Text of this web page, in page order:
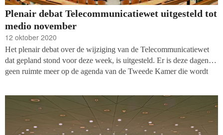
Plenair debat Telecommunicatiewet uitgesteld tot
medio november
12 oktober 2020
Het plenair debat over de wijziging van de Telecommunicatiewet
dat gepland stond voor deze week, is uitgesteld. Er is deze dagen
geen ruimte meer op de agenda van de Tweede Kamer die wordt
woensdag 18 of donderdag 19 november).